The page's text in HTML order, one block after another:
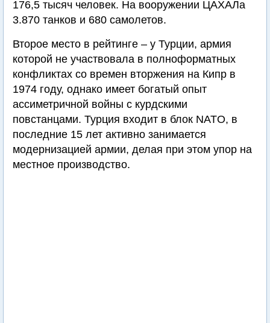
176,5 тысяч человек. На вооружении ЦАХАЛа
3.870 танков и 680 самолетов.
Второе место в рейтинге – у Турции, армия
которой не участвовала в полноформатных
конфликтах со времен вторжения на Кипр в
1974 году, однако имеет богатый опыт
ассиметричной войны с курдскими
повстанцами. Турция входит в блок NATO, в
последние 15 лет активно занимается
модернизацией армии, делая при этом упор на
местное производство.